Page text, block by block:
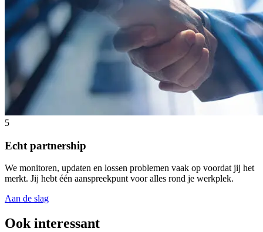
5
Echt partnership
We monitoren, updaten en lossen problemen vaak op voordat jij het
merkt. Jij hebt één aanspreekpunt voor alles rond je werkplek.
Aan de slag
Ook interessant